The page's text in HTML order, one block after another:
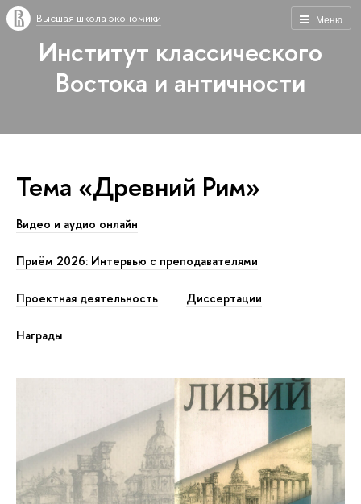
Меню
Высшая школа экономики
Институт классического
Востока и античности
Тема «Древний Рим»
Видео и аудио онлайн
Приём 2026: Интервью с преподавателями
Проектная деятельность Диссертации
Награды